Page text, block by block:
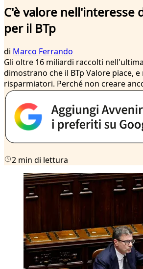
C'è valore nell'interesse
per il BTp
di Marco Ferrando
Gli oltre 16 miliardi raccolti
dimostrano che il BTp Valore piace,
risparmiatori. Perché non creare
2 min di lettura